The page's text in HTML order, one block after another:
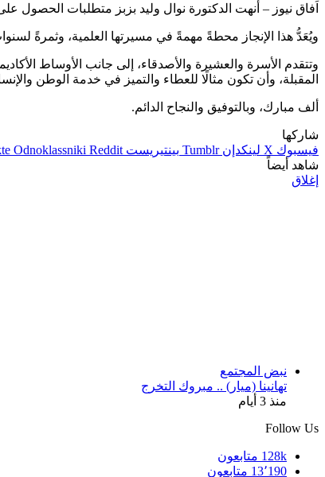
اَفاق نيوز – أنهت الدكتورة نوال وليد بزبز متطلبات الحصول
ويُعَدُّ هذا الإنجاز محطةً مهمةً في مسيرتها العلمية، وثمرةً
وتتقدم الأسرة والعشيرة والأصدقاء، إلى جانب الأوساط
المقبلة، وأن تكون مثالًا للعطاء والتميز في خدمة الوطن
ألف مبارك، وبالتوفيق والنجاح الدائم.
شاركها
فيسبوك ‫X لينكدإن بينتيريست Odnoklassniki
شاهد أيضاً
إغلاق
نبض المجتمع
تهانينا (ميار) .. مبروك التخرج
منذ 3 أيام
Follow Us
128k متابعون
13٬190 متابعون